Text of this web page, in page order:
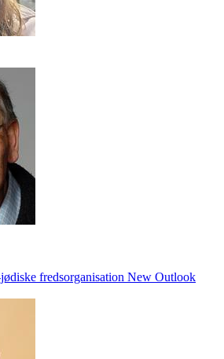
fredsorganisation New Outlook